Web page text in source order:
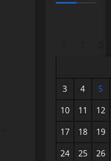
3 4
5
10
11
12
17
18
19
24
25
26